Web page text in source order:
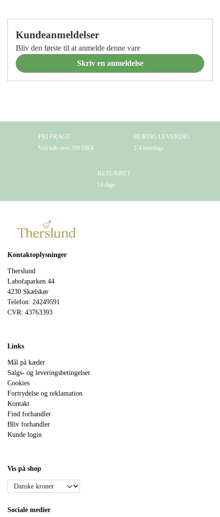
Kundeanmeldelser
Bliv den første til at anmelde denne vare
Skriv en anmeldelse
FRI FRAGT
Ved køb over 399 DKK
HURTIG LEVERING
2-4 hverdage
RETURRET
14 dage
Kontaktoplysninger
Therslund
Labofaparken 44
4230 Skælskør
Telefon: 24249591
CVR: 43763393
Links
Mål på kæder
Salgs- og leveringsbetingelser
Cookies
Fortrydelse og reklamation
Kontakt
Find forhandler
Bliv forhandler
Kunde login
Vis på shop
Sociale medier